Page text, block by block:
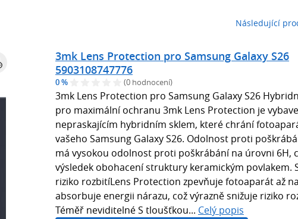
Následující
3mk Lens Protection pro Samsung Galaxy S26
5903108747776
0 % (0 hodnocení)
3mk Lens Protection pro Samsung Galaxy S26
pro maximální ochranu 3mk Lens Protection je
nepraskajícím hybridním sklem, které chrání
vašeho Samsung Galaxy S26. Odolnost proti
má vysokou odolnost proti poškrábání na úrovni 6H,
výsledek obohacení struktury keramickým povlakem.
riziko rozbitíLens Protection zpevňuje fotoaparát až
absorbuje energii nárazu, což výrazně snižuje riziko
Téměř neviditelné S tloušťkou... Celý popis